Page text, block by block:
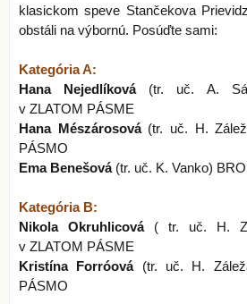
klasickom speve Stančekova
obstáli na výbornú. Posúďte sami:
Kategória A:
Hana Nejedlíková (tr. uč. A.
v ZLATOM PÁSME
Hana Mészárosová(tr. uč. H.
PÁSMO
Ema Benešová(tr. uč. K. Vanko)
Kategória B:
Nikola Okruhlicová( tr. uč. H.
v ZLATOM PÁSME
Kristína Forróová(tr. uč. H.
PÁSMO